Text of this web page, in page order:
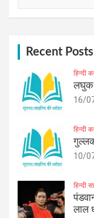
Recent Posts
हिन्दी
16/
हिन्दी
10/
हिन्दी
लाल